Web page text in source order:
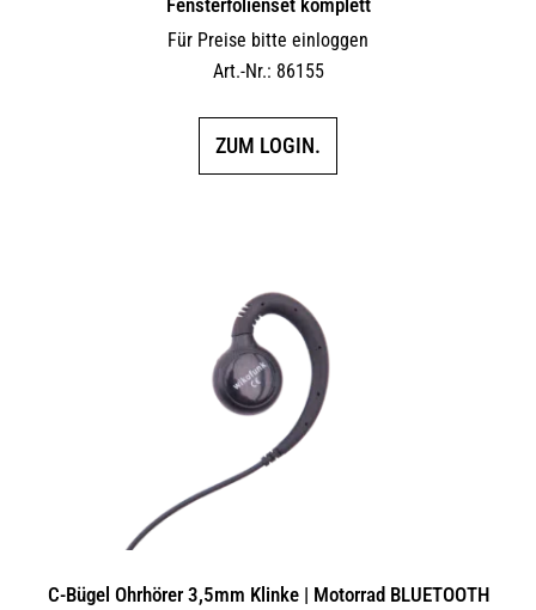
Fensterfolienset komplett
Für Preise bitte einloggen
Art.-Nr.: 86155
ZUM LOGIN.
C-Bügel Ohrhörer 3,5mm Klinke | Motorrad BLUETOOTH